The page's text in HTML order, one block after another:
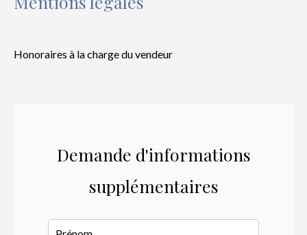
Honoraires à la charge du vendeur
Demande d'informations
supplémentaires